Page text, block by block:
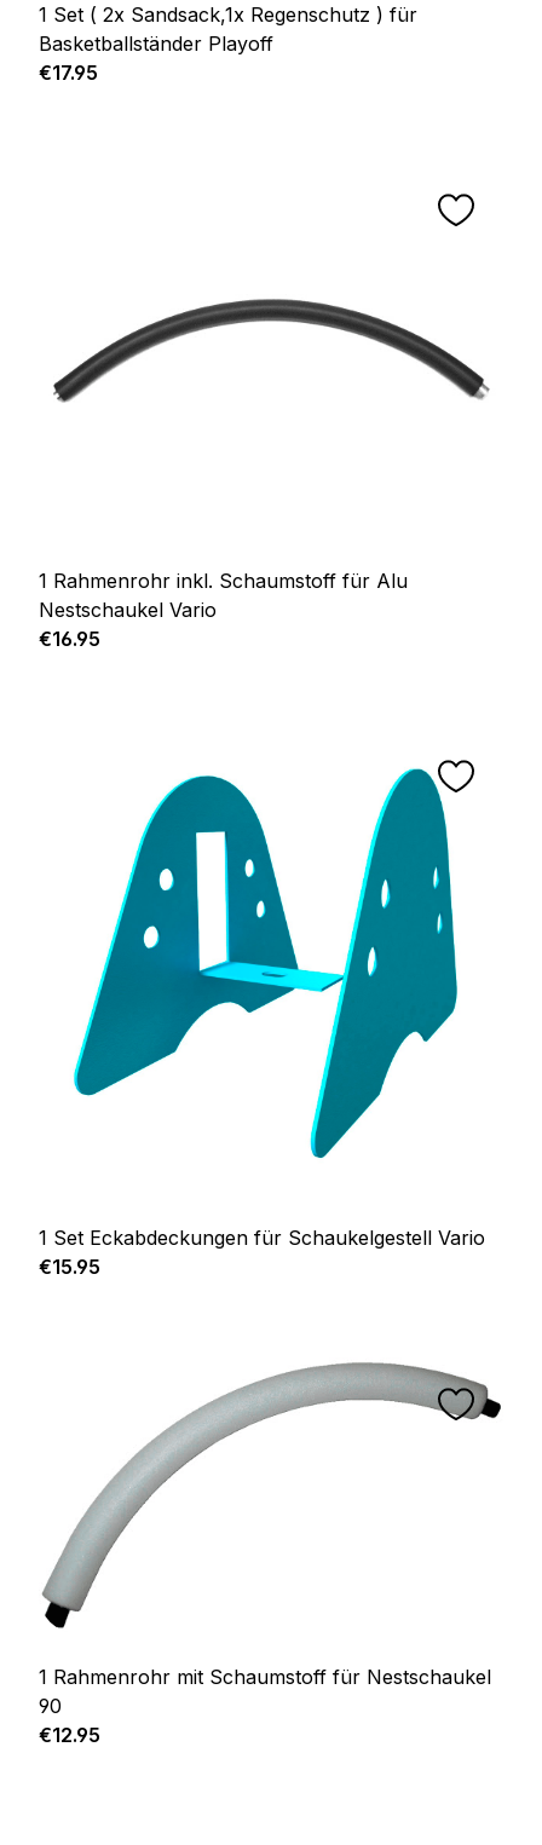
1 Set ( 2x Sandsack,1x Regenschutz ) für
Basketballständer Playoff
Regular price:
€17.95
1 Rahmenrohr inkl. Schaumstoff für Alu
Nestschaukel Vario
Regular price:
€16.95
1 Set Eckabdeckungen für Schaukelgestell Vario
Regular price:
€15.95
1 Rahmenrohr mit Schaumstoff für Nestschaukel
90
Regular price:
€12.95